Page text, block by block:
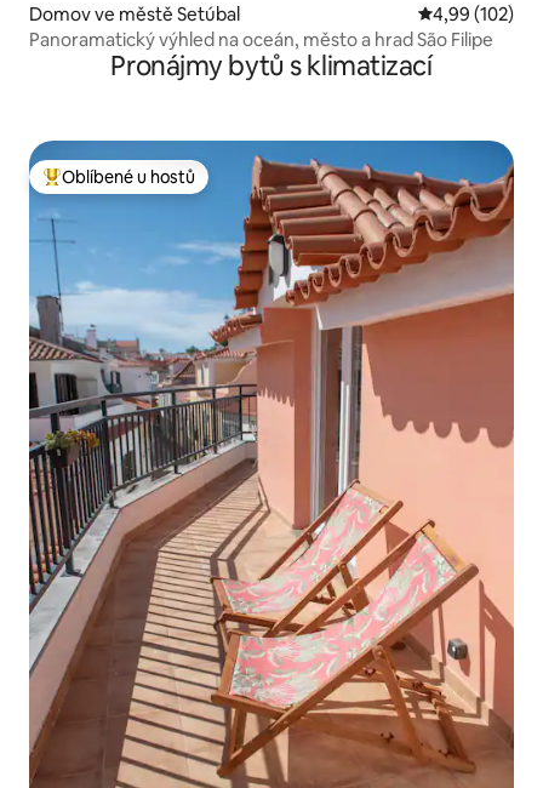
Domov ve městě Setúbal Průměrné
4,99 (102)
Panoramatický výhled na oceán, město a hrad São Filipe
Pronájmy bytů s klimatizací
Nejlepší v kategorii Oblíbené u hostů
Oblíbené u hostů